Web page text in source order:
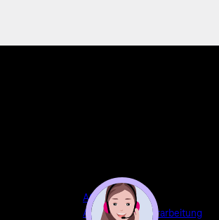
AGB
Auftragsdatenverarbeitung